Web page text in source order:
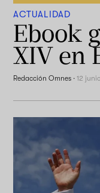
ACTUALIDAD
Ebook
XIV en
Redacción Omnes ·12